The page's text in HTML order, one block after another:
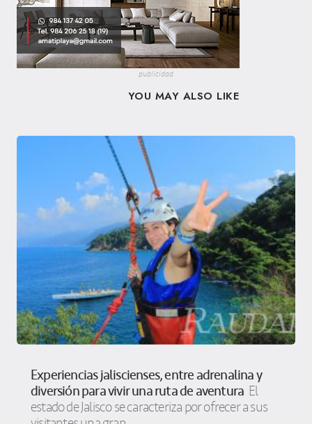
publicidad
YOU MAY ALSO LIKE
Experiencias jaliscienses, entre adrenalina y
diversión para vivir una ruta de aventura El
estado de Jalisco se caracteriza por ofrecer a sus